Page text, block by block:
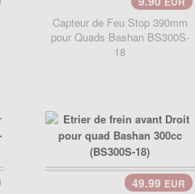
Capteur de Feu Stop 390mm
pour Quads Bashan BS300S-
18
49.99 EUR